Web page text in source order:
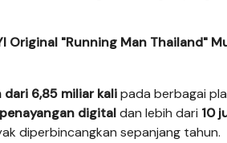
Original "Running Man Thailand"
dari 6,85 miliar kalipada berbagai
digitaldan lebih dari 10
diperbincangkan sepanjang tahun.